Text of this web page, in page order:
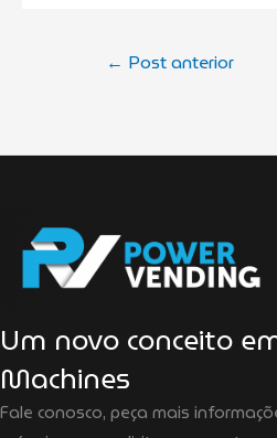
← Post anterior
Um novo conceito
Machines
Fale conosco, peça mais